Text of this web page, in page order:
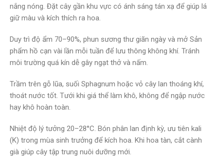
nắng nóng. Đặt cây gần khu vực có ánh sáng tán xạ để giúp lá
giữ màu và kích thích ra hoa.
Duy trì độ ẩm 70–90%, phun sương thư giãn ngày và mở Sản
phẩm hồ cạn vài lần mỗi tuần để lưu thông không khí. Tránh
môi trường quá kín dễ gây ngạt thở và nấm.
Trầm trên gỗ lũa, suối Sphagnum hoặc vỏ cây lan thoáng khí,
thoát nước tốt. Tưới khi giá thể làm khô, không để ngập nước
hay khô hoàn toàn.
Nhiệt độ lý tưởng 20–28°C. Bón phân lan định kỳ, ưu tiên kali
(K) trong mùa sinh trưởng để kích hoa. Khi hoa tàn, cắt cành
già giúp cây tập trung nuôi dưỡng mới.